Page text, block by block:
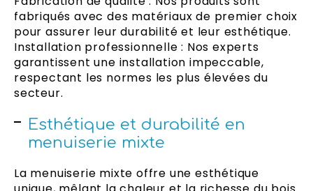
fabriqués avec des matériaux de premier choix
pour assurer leur durabilité et leur esthétique.
Installation professionnelle : Nos experts
garantissent une installation impeccable,
respectant les normes les plus élevées du
secteur.
Esthétique et durabilité en
menuiserie mixte
La menuiserie mixte offre une esthétique